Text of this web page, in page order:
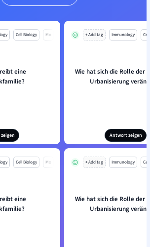
Cell Biology Mo
eine
+ Add tag Immunology
Wie hat sich die Rolle der
Urbanisierung
Antwort zeigen
Cell Biology Mo
eine
+ Add tag Immunology
Wie hat sich die Rolle der
Urbanisierung